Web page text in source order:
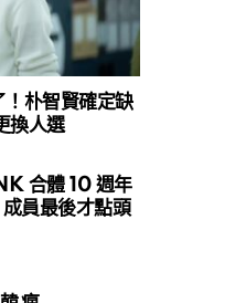
！朴智賢確定缺
換人選
合體 10 週年
員最後才點頭